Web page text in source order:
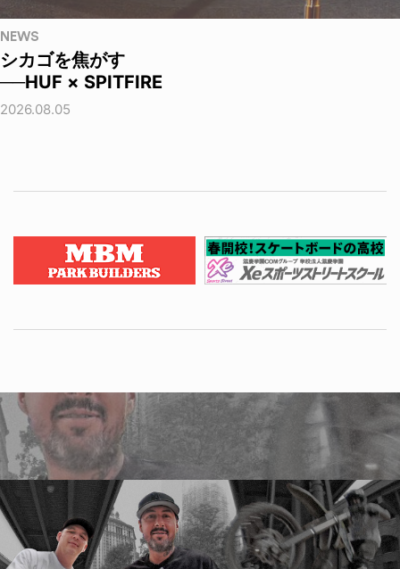
NEWS
シカゴを焦がす
──HUF × SPITFIRE
2026.08.05